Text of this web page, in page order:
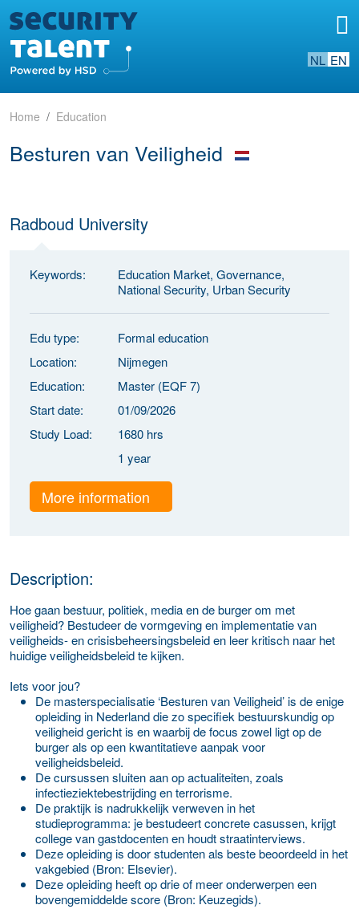
NL EN
Home Education
Besturen van Veiligheid
Radboud University
Keywords:
Education Market, Governance,
National Security, Urban Security
Edu type:
Formal education
Location:
Nijmegen
Education:
Master (EQF 7)
Start date:
01/09/2026
Study Load:
1680 hrs
1 year
More information
Description:
Hoe gaan bestuur, politiek, media en de burger om met
veiligheid? Bestudeer de vormgeving en implementatie van
veiligheids- en crisisbeheersingsbeleid en leer kritisch naar het
huidige veiligheidsbeleid te kijken.
Iets voor jou?
De masterspecialisatie ‘Besturen van Veiligheid’ is de enige
opleiding in Nederland die zo specifiek bestuurskundig op
veiligheid gericht is en waarbij de focus zowel ligt op de
burger als op een kwantitatieve aanpak voor
veiligheidsbeleid.
De cursussen sluiten aan op actualiteiten, zoals
infectieziektebestrijding en terrorisme.
De praktijk is nadrukkelijk verweven in het
studieprogramma: je bestudeert concrete casussen, krijgt
college van gastdocenten en houdt straatinterviews.
Deze opleiding is door studenten als beste beoordeeld in het
vakgebied (Bron: Elsevier).
Deze opleiding heeft op drie of meer onderwerpen een
bovengemiddelde score (Bron: Keuzegids).